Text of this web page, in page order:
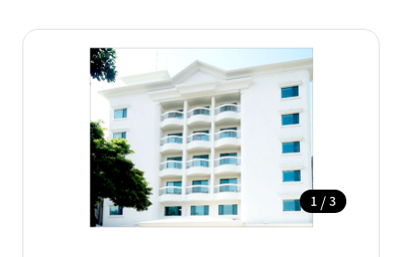
1 / 3